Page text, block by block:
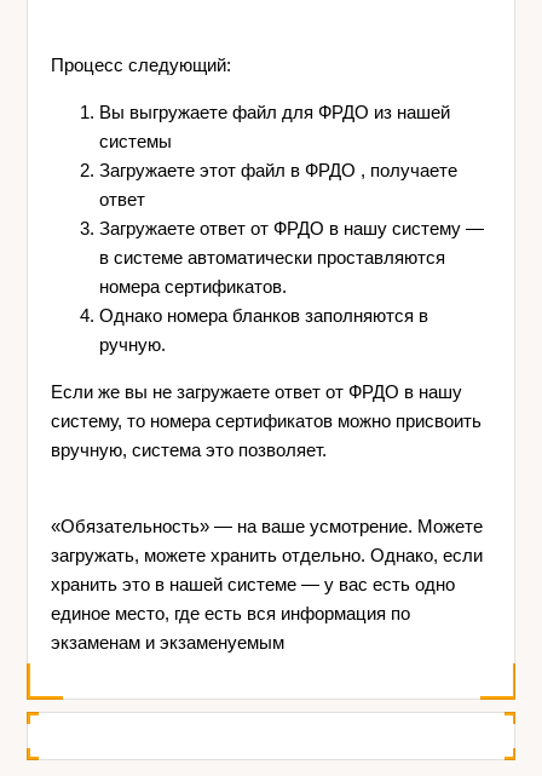
Процесс следующий:
Вы выгружаете файл для ФРДО из нашей
системы
Загружаете этот файл в ФРДО , получаете
ответ
Загружаете ответ от ФРДО в нашу систему —
в системе автоматически проставляются
номера сертификатов.
Однако номера бланков заполняются в
ручную.
Если же вы не загружаете ответ от ФРДО в нашу
систему, то номера сертификатов можно присвоить
вручную, система это позволяет.
«Обязательность» — на ваше усмотрение. Можете
загружать, можете хранить отдельно. Однако, если
хранить это в нашей системе — у вас есть одно
единое место, где есть вся информация по
экзаменам и экзаменуемым